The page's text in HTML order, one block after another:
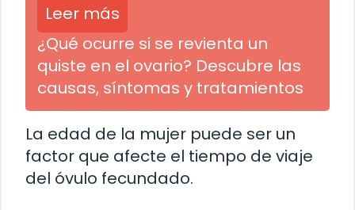
Leer más
¿Qué ocurre si se revienta un
quiste en el ovario? Descubre las
causas, síntomas y tratamientos
La edad de la mujer puede ser un
factor que afecte el tiempo de viaje
del óvulo fecundado.